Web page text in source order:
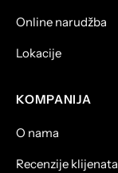
Online narudžba
Lokacije
KOMPANIJA
O nama
Recenzije klijenata